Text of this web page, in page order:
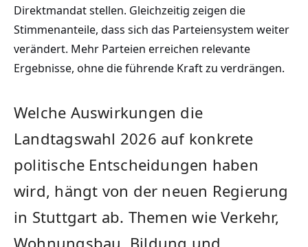
Direktmandat stellen. Gleichzeitig zeigen die
Stimmenanteile, dass sich das Parteiensystem weiter
verändert. Mehr Parteien erreichen relevante
Ergebnisse, ohne die führende Kraft zu verdrängen.
Welche Auswirkungen die
Landtagswahl 2026 auf konkrete
politische Entscheidungen haben
wird, hängt von der neuen Regierung
in Stuttgart ab. Themen wie Verkehr,
Wohnungsbau, Bildung und